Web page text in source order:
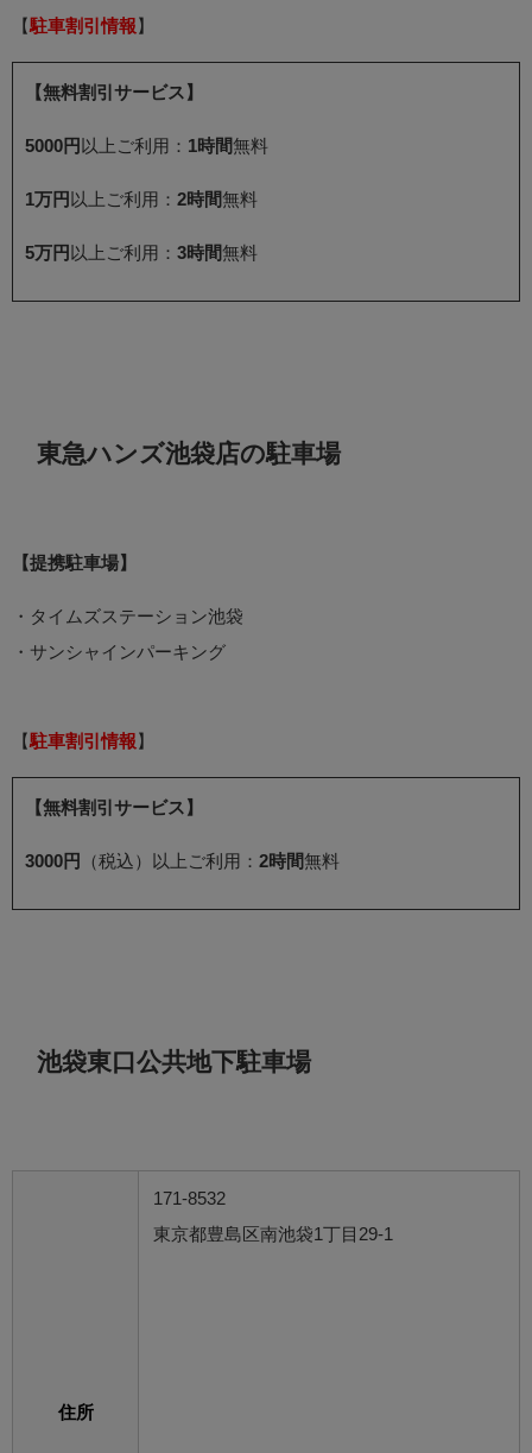
【 駐車割引情報 】
【無料割引サービス】
5000円 以上ご利用： 1時間無料
1万円 以上ご利用： 2時間無料
5万円 以上ご利用： 3時間無料
東急ハンズ池袋店の駐車場
【提携駐車場】
・タイムズステーション池袋
・サンシャインパーキング
【駐車割引情報 】
【無料割引サービス】
3000円 （税込）以上ご利用： 2時間無料
池袋東口公共地下駐車場
住所
171-8532
東京都豊島区南池袋1丁目29-1